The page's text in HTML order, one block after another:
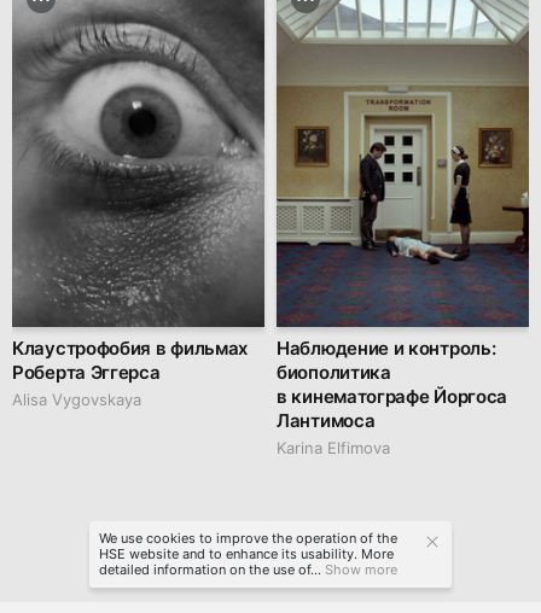
Клаустрофобия в фильмах
Роберта Эггерса
Alisa Vygovskaya
Наблюдение и контроль:
биополитика
в кинематографе Йоргоса
Лантимоса
Karina Elfimova
We use cookies to improve the operation of the
HSE website and to enhance its usability. More
detailed information on the use of... Show more